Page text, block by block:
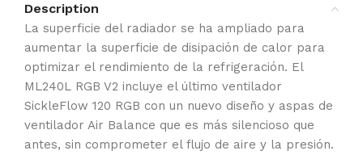
Description
La superficie del radiador se ha ampliado para
aumentar la superficie de disipación de calor para
optimizar el rendimiento de la refrigeración. El
ML240L RGB V2 incluye el último ventilador
SickleFlow 120 RGB con un nuevo diseño y aspas de
ventilador Air Balance que es más silencioso que
antes, sin comprometer el flujo de aire y la presión.